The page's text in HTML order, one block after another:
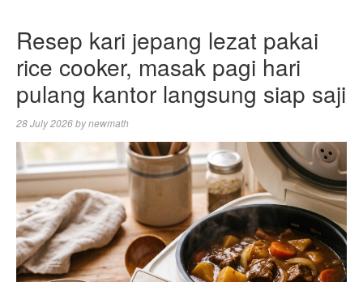
Resep kari jepang lezat pakai
rice cooker, masak pagi hari
pulang kantor langsung siap saji
28 July 2026bynewmath